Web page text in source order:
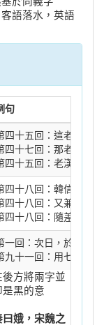
語落水，英語
句
四十五回：這老子挑
四十七回：那老人篩
四十五回：老漢每日
四十八回：韓信聞知
四十八回：又兼韓信
四十八回：隨差灌嬰
一回：次日，於桃園
九十一回：用七七四
方將兩字並
黑的意
娥，宋魏之